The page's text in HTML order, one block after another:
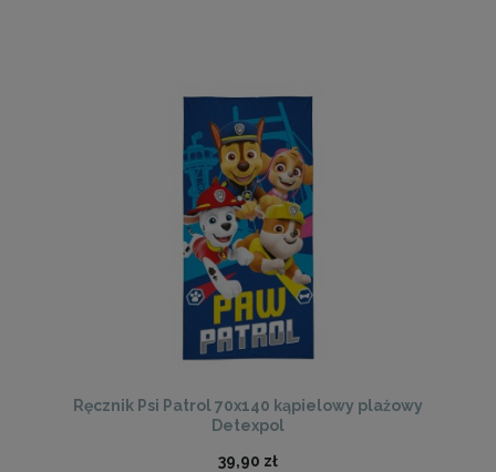
Ręcznik Psi Patrol 70x140 kąpielowy plażowy
Detexpol
39,90 zł